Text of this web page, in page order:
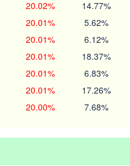
20.02% 14.77%
20.01% 5.62%
20.01% 6.12%
20.01% 18.37%
20.01% 6.83%
20.01% 17.26%
20.00% 7.68%